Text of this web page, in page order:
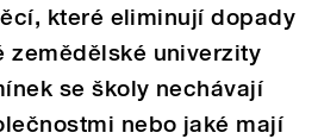
které eliminují dopady
zemědělské univerzity
se školy nechávají
nebo jaké mají